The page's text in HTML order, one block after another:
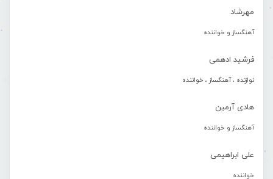
مهرشاد
آهنگساز و خواننده
فرشید ادهمی
نوازنده ، آهنگساز ، خواننده
هادی آرمین
آهنگساز و خواننده
علی ابراهیمی
خواننده